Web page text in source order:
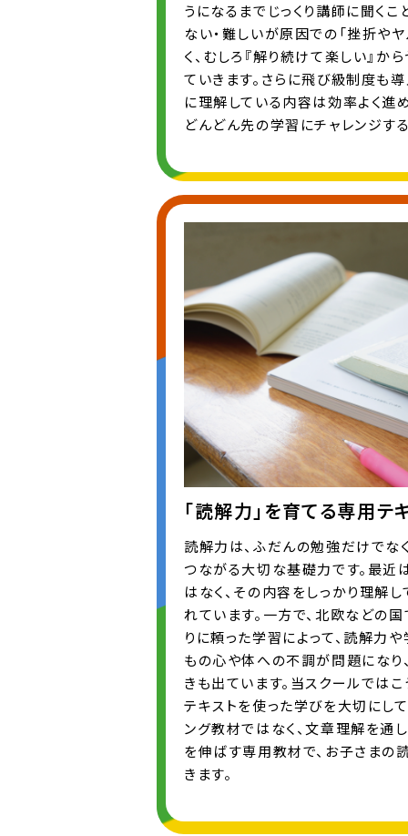
うになるまでじっくり講師に聞く
ない・難しいが原因での「挫折や
く、むしろ『解り続けて楽しい』か
ていきます。さらに飛び級制度も
に理解している内容は効率よく進
どんどん先の学習にチャレンジす
「読解力」を育てる専用テ
読解力は、ふだんの勉強だけでな
つながる大切な基礎力です。最近
はなく、その内容をしっかり理解
れています。一方で、北欧などの
りに頼った学習によって、読解力
もの心や体への不調が問題になり
きも出ています。当スクールでは
テキストを使った学びを大切にし
ング教材ではなく、文章理解を通
を伸ばす専用教材で、お子さまの
きます。